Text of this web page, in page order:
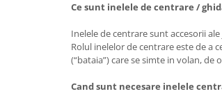
Ce sunt inelele de centrare /
Inelele de centrare sunt accesorii
Rolul inelelor de centrare este de a
(“bataia”) care se simte in volan, de
Cand sunt necesare inelele